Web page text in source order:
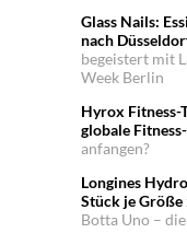
Glass Nails:
nach
begeistert mit
Week Berlin
Hyrox
globale
anfangen?
Longines
Stück je Größe
Botta Uno –